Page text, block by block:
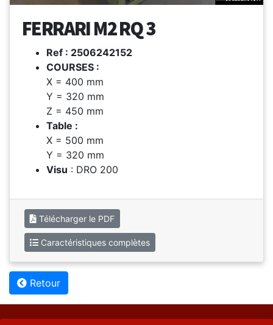
FERRARI M2 RQ 3
Ref : 2506242152
COURSES :
X = 400 mm
Y = 320 mm
Z = 450 mm
Table :
X = 500 mm
Y = 320 mm
Visu : DRO 200
Télécharger le PDF
Caractéristiques complètes
Retour